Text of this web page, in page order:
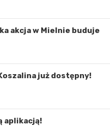
akcja w Mielnie buduje
już dostępny!
aplikacją!